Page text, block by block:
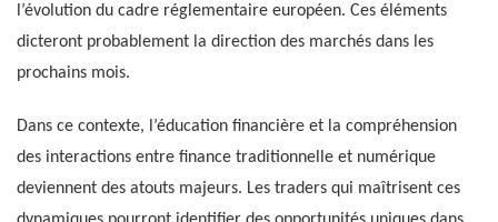
l’évolution du cadre réglementaire européen. Ces éléments
dicteront probablement la direction des marchés dans les
prochains mois.
Dans ce contexte, l’éducation financière et la compréhension
des interactions entre finance traditionnelle et numérique
deviennent des atouts majeurs. Les traders qui maîtrisent ces